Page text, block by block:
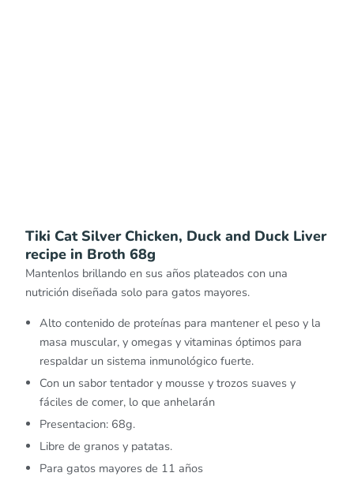
Tiki Cat Silver Chicken, Duck and Duck Liver
recipe in Broth 68g
Mantenlos brillando en sus años plateados con una
nutrición diseñada solo para gatos mayores.
Alto contenido de proteínas para mantener el peso y la
masa muscular, y omegas y vitaminas óptimos para
respaldar un sistema inmunológico fuerte.
Con un sabor tentador y mousse y trozos suaves y
fáciles de comer, lo que anhelarán
Presentacion: 68g.
Libre de granos y patatas.
Para gatos mayores de 11 años